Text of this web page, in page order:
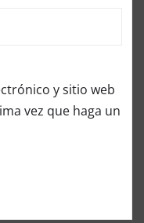
y sitio web
vez que haga un